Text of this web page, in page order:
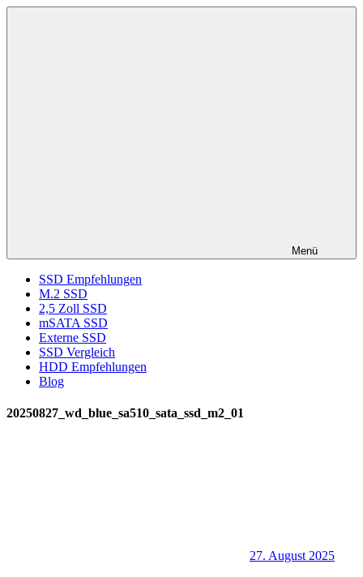
Zum
Menü
SSD Empfehlungen
M.2 SSD
2,5 Zoll SSD
mSATA SSD
Externe SSD
SSD Vergleich
HDD Empfehlungen
Blog
20250827_wd_blue_sa510_sata_ssd_m2_01
27. August 2025